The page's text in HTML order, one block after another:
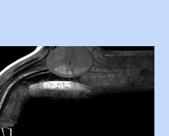
1964 Adana Yüzme
yaşında kara kuru bir kız çocuğu
Adana Demirspor Kulübü
Küçük kız etrafına bakıyor.
Nesrin, Adana Demirspor’un 4